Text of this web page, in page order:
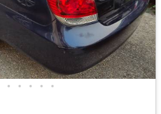
• • • • •